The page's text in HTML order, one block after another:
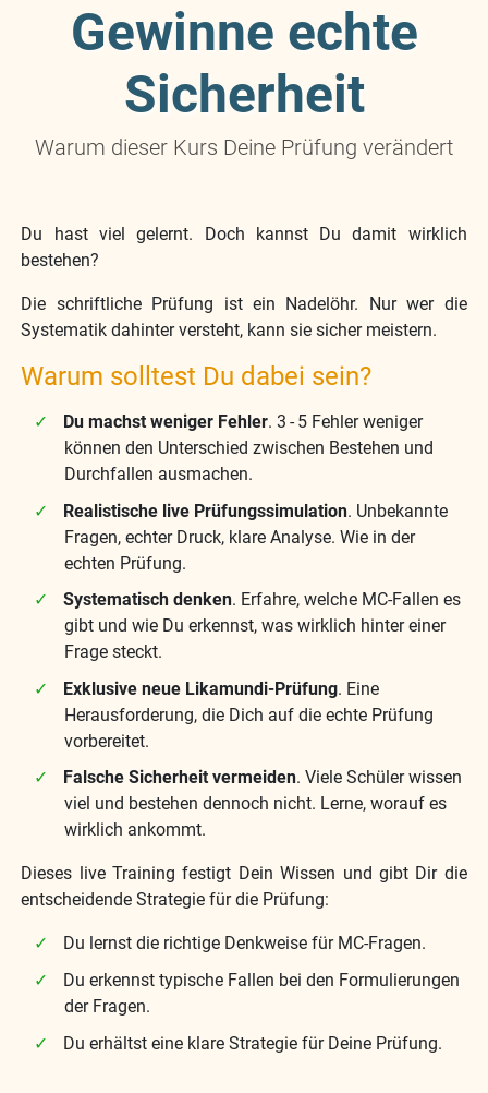
Gewinne echte
Sicherheit
Warum dieser Kurs Deine Prüfung verändert
Du hast viel gelernt. Doch kannst Du damit wirklich
bestehen?
Die schriftliche Prüfung ist ein Nadelöhr. Nur wer die
Systematik dahinter versteht, kann sie sicher meistern.
Warum solltest Du dabei sein?
Du machst weniger Fehler. 3 - 5 Fehler weniger
können den Unterschied zwischen Bestehen und
Durchfallen ausmachen.
Realistische live Prüfungssimulation. Unbekannte
Fragen, echter Druck, klare Analyse. Wie in der
echten Prüfung.
Systematisch denken. Erfahre, welche MC-Fallen es
gibt und wie Du erkennst, was wirklich hinter einer
Frage steckt.
Exklusive neue Likamundi-Prüfung. Eine
Herausforderung, die Dich auf die echte Prüfung
vorbereitet.
Falsche Sicherheit vermeiden. Viele Schüler wissen
viel und bestehen dennoch nicht. Lerne, worauf es
wirklich ankommt.
Dieses live Training festigt Dein Wissen und gibt Dir die
entscheidende Strategie für die Prüfung:
Du lernst die richtige Denkweise für MC-Fragen.
Du erkennst typische Fallen bei den Formulierungen
der Fragen.
Du erhältst eine klare Strategie für Deine Prüfung.